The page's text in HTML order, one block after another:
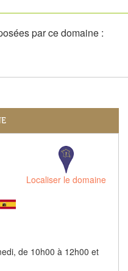
par ce domaine :
Localiser le domaine
de 10h00 à 12h00 et